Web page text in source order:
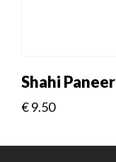
Shahi Paneer
€9.50